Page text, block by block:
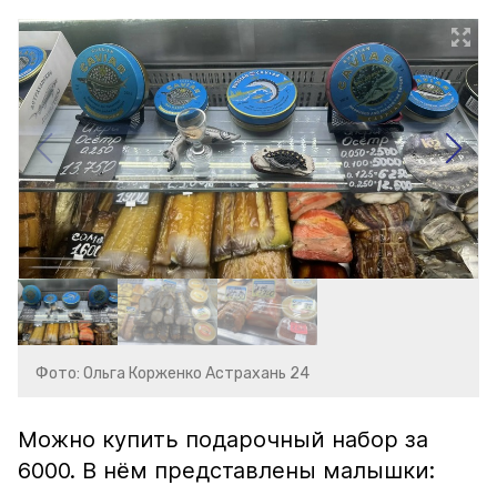
Фото: Ольга Корженко Астрахань 24
Можно купить подарочный набор за
6000. В нём представлены малышки: